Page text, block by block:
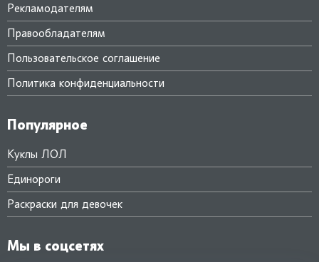
Рекламодателям
Правообладателям
Пользовательское соглашение
Политика конфиденциальности
Популярное
Куклы ЛОЛ
Единороги
Раскраски для девочек
Мы в соцсетях